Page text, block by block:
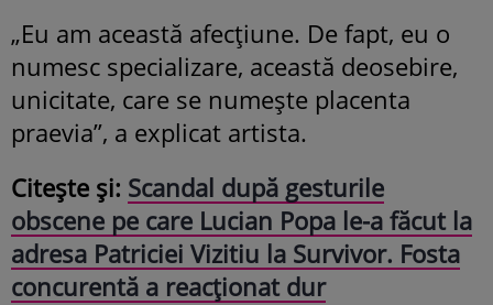
„Eu am această afecțiune. De fapt, eu o
numesc specializare, această deosebire,
unicitate, care se numește placenta
praevia”, a explicat artista.
Citește și: Scandal după gesturile
obscene pe care Lucian Popa le-a făcut la
adresa Patriciei Vizitiu la Survivor. Fosta
concurentă a reacționat dur